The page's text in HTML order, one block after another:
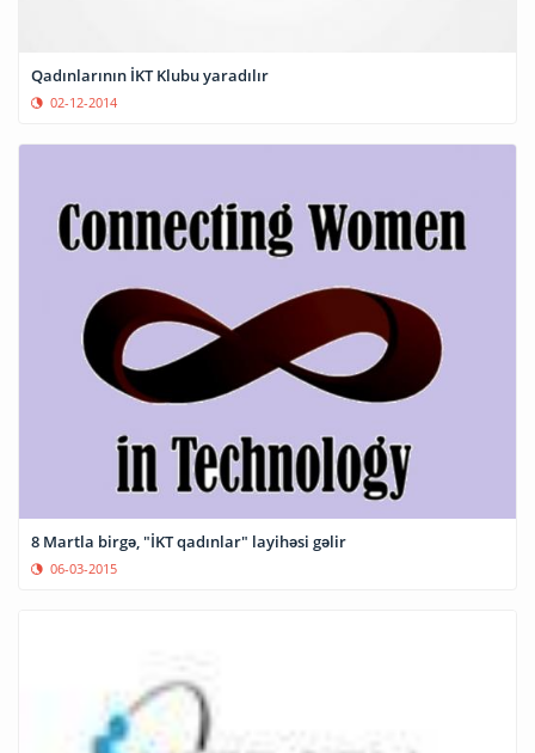
Qadınlarının İKT Klubu yaradılır
02-12-2014
8 Martla birgə, "İKT qadınlar" layihəsi gəlir
06-03-2015